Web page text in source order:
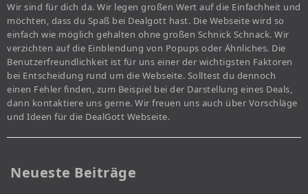
Wir sind für dich da. Wir legen großen Wert auf die Einfachheit und
möchten, dass du Spaß bei Dealgott hast. Die Webseite wird so
einfach wie möglich gehalten ohne großen Schnick Schnack. Wir
verzichten auf die Einblendung von Popups oder Ähnliches. Die
Benutzerfreundlichkeit ist für uns einer der wichtigsten Faktoren
bei Entscheidung rund um die Webseite. Solltest du dennoch
einen Fehler finden, zum Beispiel bei der Darstellung eines Deals,
dann kontaktiere uns gerne. Wir freuen uns auch über Vorschläge
und Ideen für die DealGott Webseite.
Neueste Beiträge